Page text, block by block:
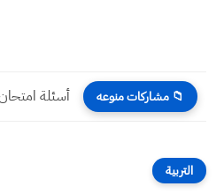
📁 مشاركات منوعه
التربية